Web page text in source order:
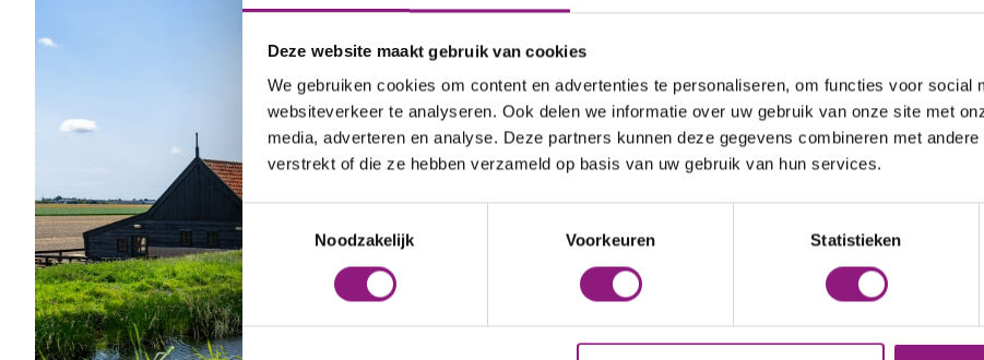
Deze website maakt gebruik van cookies
We gebruiken cookies om content en advertenties te personaliseren, om functies voor social
websiteverkeer te analyseren. Ook delen we informatie over uw gebruik van onze site met
media, adverteren en analyse. Deze partners kunnen deze gegevens combineren met
verstrekt of die ze hebben verzameld op basis van uw gebruik van hun services.
Noodzakelijk
Voorkeuren Statistieken